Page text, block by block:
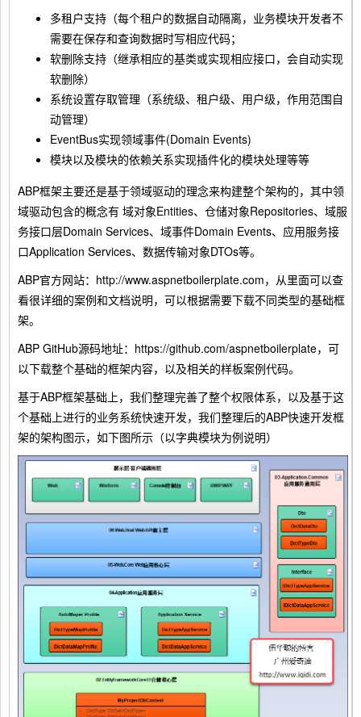
多租户支持（每个租户的数据自动隔离，业务模块开发者不
需要在保存和查询数据时写相应代码；
软删除支持（继承相应的基类或实现相应接口，会自动实现
软删除）
系统设置存取管理（系统级、租户级、用户级，作用范围自
动管理）
EventBus实现领域事件(Domain Events)
模块以及模块的依赖关系实现插件化的模块处理等等
ABP框架主要还是基于领域驱动的理念来构建整个架构的，其中领
域驱动包含的概念有 域对象Entities、仓储对象Repositories、域服
务接口层Domain Services、域事件Domain Events、应用服务接
口Application Services、数据传输对象DTOs等。
ABP官方网站：http://www.aspnetboilerplate.com，从里面可以查
看很详细的案例和文档说明，可以根据需要下载不同类型的基础框
架。
ABP GitHub源码地址：https://github.com/aspnetboilerplate，可
以下载整个基础的框架内容，以及相关的样板案例代码。
基于ABP框架基础上，我们整理完善了整个权限体系，以及基于这
个基础上进行的业务系统快速开发，我们整理后的ABP快速开发框
架的架构图示，如下图所示（以字典模块为例说明）